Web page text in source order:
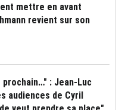
mettre en avant
revient sur son
: Jean-Luc
audiences de Cyril